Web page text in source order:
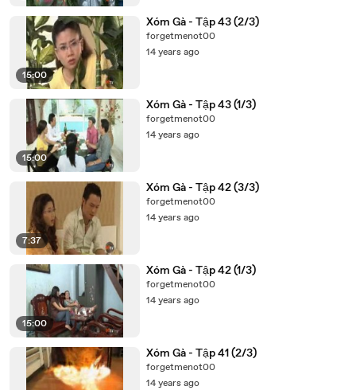
15:00
Xóm Gà - Tập 43 (2/3)
forgetmenot00
14 years ago
15:00
Xóm Gà - Tập 43 (1/3)
forgetmenot00
14 years ago
7:37
Xóm Gà - Tập 42 (3/3)
forgetmenot00
14 years ago
15:00
Xóm Gà - Tập 42 (1/3)
forgetmenot00
14 years ago
Xóm Gà - Tập 41 (2/3)
forgetmenot00
14 years ago